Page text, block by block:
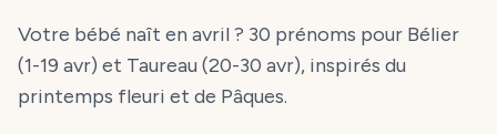
Votre bébé naît en avril ? 30 prénoms pour Bélier
(1-19 avr) et Taureau (20-30 avr), inspirés du
printemps fleuri et de Pâques.